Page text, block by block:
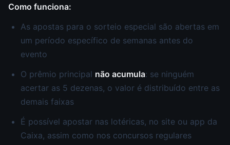
Como funciona:
As apostas para o sorteio especial são abertas em
um período específico de semanas antes do
evento
O prêmio principal não acumula: se ninguém
acertar as 5 dezenas, o valor é distribuído entre as
demais faixas
É possível apostar nas lotéricas, no site ou app da
Caixa, assim como nos concursos regulares